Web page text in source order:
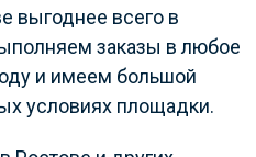
выгоднее всего в
заказы в любое
и имеем большой
условиях площадки.